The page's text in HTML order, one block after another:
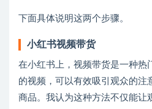
下面具体说明这两个步骤。
小红书视频带货
在小红书上，视频带货是一种热
的视频，可以有效吸引观众的注
商品。我认为这种方法不仅能让